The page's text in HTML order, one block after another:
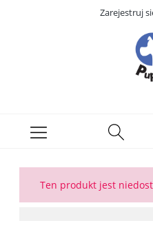
Zarejestruj
Ten produkt jest